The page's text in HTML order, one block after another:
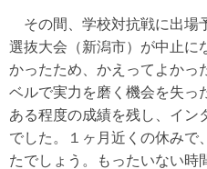
その間、学校対抗戦に出場
選抜大会（新潟市）が中止に
かったため、かえってよかっ
ベルで実力を磨く機会を失っ
ある程度の成績を残し、イン
でした。１ヶ月近くの休みで
たでしょう。もったいない時